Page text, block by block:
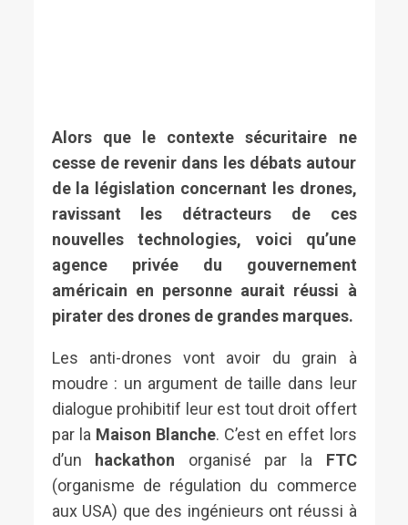
Alors que le contexte sécuritaire ne
cesse de revenir dans les débats autour
de la législation concernant les drones,
ravissant les détracteurs de ces
nouvelles technologies, voici qu’une
agence privée du gouvernement
américain en personne aurait réussi à
pirater des drones de grandes marques.
Les anti-drones vont avoir du grain à
moudre : un argument de taille dans leur
dialogue prohibitif leur est tout droit offert
par la Maison Blanche. C’est en effet lors
d’un
hackathon organisé par la FTC
(organisme de régulation du commerce
aux USA) que des ingénieurs ont réussi à